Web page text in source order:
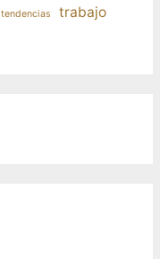
tendencias trabajo